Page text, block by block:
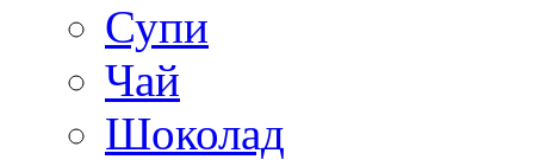
Супи
Чай
Шоколад